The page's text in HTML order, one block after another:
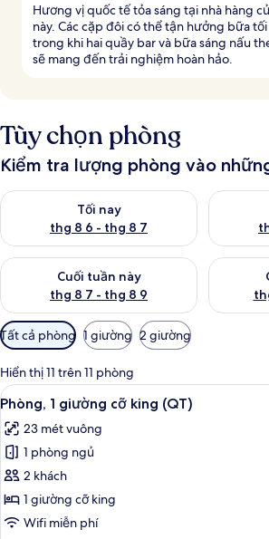
Hương vị quốc tế tỏa sáng tại nhà hàng
này. Các cặp đôi có thể tận hưởng bữa
trong khi hai quầy bar và bữa sáng nấu
sẽ mang đến trải nghiệm hoàn hảo.
Tùy chọn phòng
Kiểm tra lượng phòng vào
Tối nay
thg 8 6 - thg 8 7
Kiểm tra lượng phòng tối nay từ thg 8 6 -
Kiểm
Cuối tuần này
thg 8 7 - thg 8 9
Kiểm tra lượng phòng cuối tuần này từ
Kiểm tra
Bộ
lọc
có
thể
dùng
để
lọc
tìm
phòng
Tất cả phòng 1 giường 2 giường
Hiển thị 11 trên 11 phòng
Xem
tất
cả
ảnh
Phòng,
1
giường
Phòng, 1
8
Phòng, 1 giường cỡ king (QT)
23 mét vuông
1 phòng ngủ
2 khách
1 giường cỡ king
Wifi miễn phí